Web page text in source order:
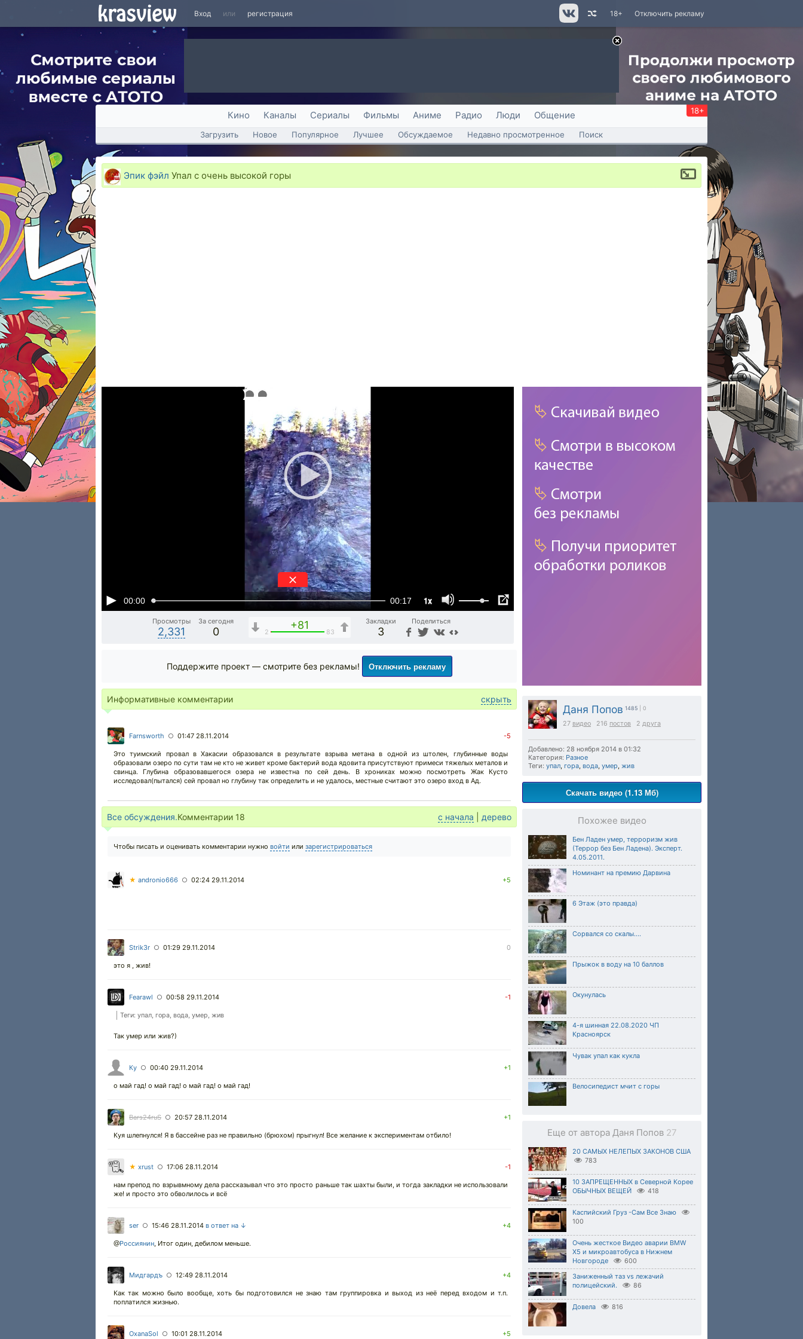
Вход или регистрация Отключить рекламу
18+
Кино Каналы Сериалы Фильмы Аниме Радио Люди Общение 18+
Загрузить Новое Популярное Лучшее Обсуждаемое Недавно просмотренное Поиск
Эпик фэйл Упал с очень высокой горы
00:00 00:17 1x
Просмотры
2,331
За сегодня
0
+81
2 83
Закладки
3
Поделиться
Даня Попов 1485 | 0
27 видео 216 постов 2 друга
Добавлено: 28 ноября 2014 в 01:32
Категория: Разное
Теги: упал, гора, вода, умер, жив
Скачать видео (1.13 Мб)
Похожее видео
Бен Ладен умер, терроризм жив
(Террор без Бен Ладена). Эксперт.
4.05.2011.
Номинант на премию Дарвина
6 Этаж (это правда)
Сорвался со скалы....
Прыжок в воду на 10 баллов
Окунулась
4-я шинная 22.08.2020 ЧП
Красноярск
Чувак упал как кукла
Велосипедист мчит с горы
Еще от автора Даня Попов 27
20 САМЫХ НЕЛЕПЫХ ЗАКОНОВ США
783
10 ЗАПРЕЩЕННЫХ в Северной Корее
ОБЫЧНЫХ ВЕЩЕЙ
418
Каспийский Груз -Сам Все Знаю
100
Очень жесткое Видео аварии BMW
X5 и микроавтобуса в Нижнем
Новгороде
600
Заниженный таз vs лежачий
полицейский.
86
Довела 816
Поддержите проект — смотрите без рекламы! Отключить рекламу
Информативные комментарии скрыть
Farnsworth ○ 01:47 28.11.2014 -5
Это туимский провал в Хакасии образовался в результате взрыва метана в одной из штолен, глубинные воды
образовали озеро по сути там не кто не живет кроме бактерий вода ядовита присутствуют примеси тяжелых металов и
свинца. Глубина образовавшегося озера не известна по сей день. В хрониках можно посмотреть Жак Кусто
исследовал(пытался) сей провал но глубину так определить и не удалось, местные считают это озеро вход в Ад.
Все обсуждения.Комментарии 18 с начала дерево
Чтобы писать и оценивать комментарии нужно войти или зарегистрироваться
★ andronio666 ○ 02:24 29.11.2014 +5
Strik3r ○ 01:29 29.11.2014 0
это я , жив!
Fearawl ○ 00:58 29.11.2014 -1
Теги: упал, гора, вода, умер, жив
Так умер или жив?)
Ку ○ 00:40 29.11.2014 +1
о май гад! о май гад! о май гад! о май гад!
Bars24ruS ○ 20:57 28.11.2014 +1
Куя шлепнулся! Я в бассейне раз не правильно (брюхом) прыгнул! Все желание к экспериментам отбило!
★ xrust ○ 17:06 28.11.2014 -1
нам препод по взрывмному дела рассказывал что это просто раньше так шахты были, и тогда закладки не использовали
же! и просто это обволилось и всё
ser ○ 15:46 28.11.2014 в ответ на ↓ +4
@Россиянин, Итог один, дебилом меньше.
Мидгардъ ○ 12:49 28.11.2014 +4
Как так можно было вообще, хоть бы подготовился не знаю там группировка и выход из неё перед входом и т.п.
поплатился жизнью.
OxanaSol ○ 10:01 28.11.2014 +5